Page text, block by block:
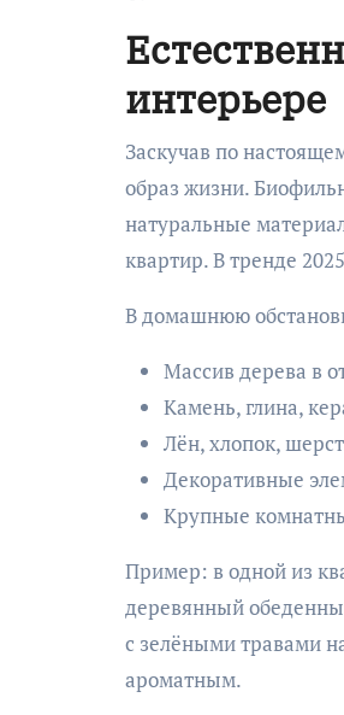
интерьере
Заскучав по
образ жизни.
натуральные
квартир. В тренде
В домашнюю
Массив дерева в
Камень, глина,
Лён, хлопок,
Декоративные
Крупные
Пример: в одной из
деревянный
с зелёными травами
ароматным.